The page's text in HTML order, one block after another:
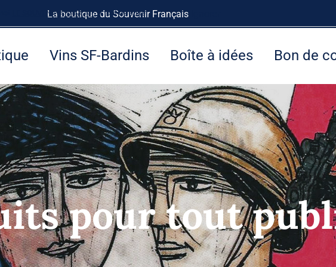
La boutique du Souvenir Français
LE SOUVENIR FRANÇAISà tout de suite.
Vins SF-Bardins Boîte à idées Bon de
pour tout